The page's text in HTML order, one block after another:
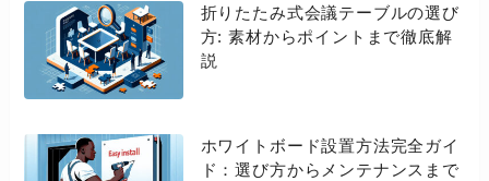
折りたたみ式会議テーブルの選び
方: 素材からポイントまで徹底解
説
ホワイトボード設置方法完全ガイ
ド：選び方からメンテナンスまで